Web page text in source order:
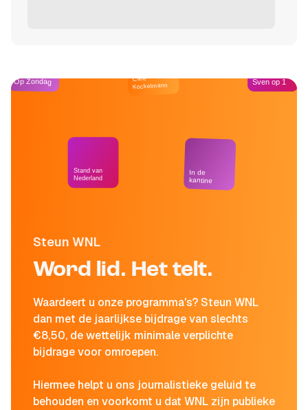
Steun WNL
Word lid. Het telt.
Waardeert u onze programma's? Steun WNL
dan met de jaarlijkse bijdrage van slechts
€8,50, de wettelijk minimale verplichte
bijdrage voor omroepen.
Hiermee helpt u ons journalistieke geluid te
behouden en voorkomt u dat WNL zijn publieke
Op Zondag
Stand van
Nederland
Café
Kockelmann
In de
kantine
Sven op 1